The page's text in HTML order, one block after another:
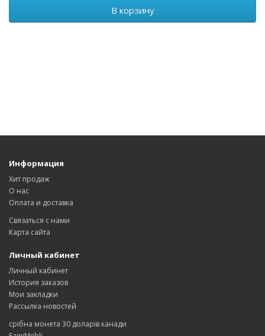
В корзину
Информация
Хит продаж
О нас
Оплата и доставка
Связаться с нами
Карта сайта
Личный кабинет
Личный кабинет
История заказов
Мои закладки
Рассылка новостей
срібна монета 30 доларів канади